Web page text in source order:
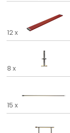
12 x
8 x
15 x